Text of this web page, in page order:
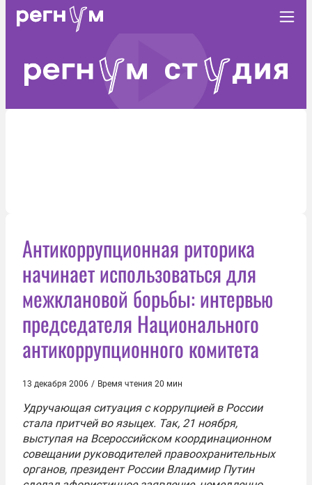
Антикоррупционная риторика
начинает использоваться для
межклановой борьбы: интервью
председателя Национального
антикоррупционного комитета
13 декабря 2006 / Время чтения 20 мин
Удручающая ситуация с коррупцией в России
стала притчей во языцех. Так, 21 ноября,
выступая на Всероссийском координационном
совещании руководителей правоохранительных
органов, президент России Владимир Путин